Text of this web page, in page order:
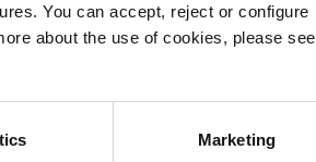
You can accept, reject or configure
about the use of cookies, please see
Marketing